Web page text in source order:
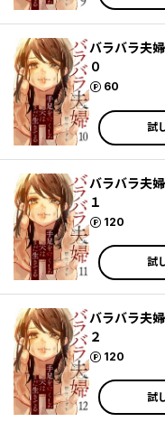
バラバラ夫
０
60
ポイント
試
バラバラ夫
１
120
ポイント
試
バラバラ夫
２
120
ポイント
試